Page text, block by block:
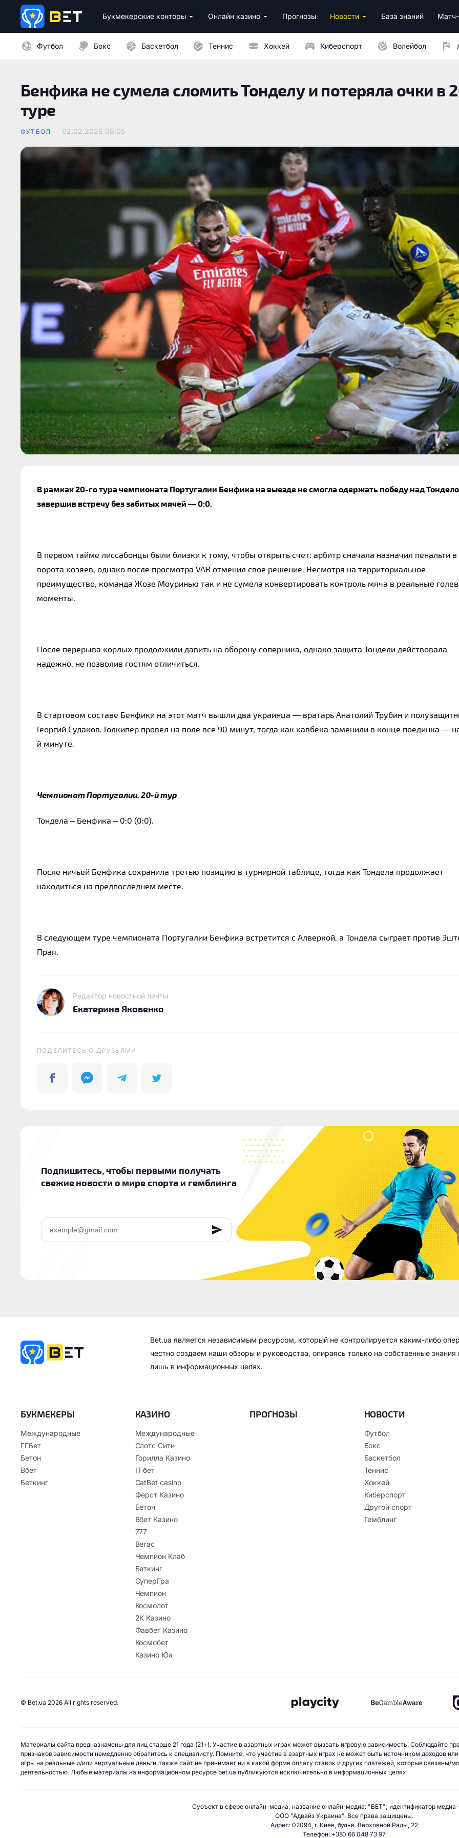
Букмекерские конторы Онлайн казино Прогнозы Новости База знаний
Футбол Бокс Баскетбол Теннис Хоккей Киберспорт Волейбол
Бенфика не сумела сломить Тонделу и потеряла очки в
туре
ФУТБОЛ 02.02.2026 08:05
В рамках 20-го тура чемпионата Португалии Бенфика на выезде не смогла одержать победу над
завершив встречу без забитых мячей — 0:0.
В первом тайме лиссабонцы были близки к тому, чтобы открыть счет: арбитр сначала назначил пенальти в
ворота хозяев, однако после просмотра VAR отменил свое решение. Несмотря на территориальное
преимущество, команда Жозе Моуринью так и не сумела конвертировать контроль мяча в реальные
моменты.
После перерыва «орлы» продолжили давить на оборону соперника, однако защита Тондели действовала
надежно, не позволив гостям отличиться.
В стартовом составе Бенфики на этот матч вышли два украинца — вратарь Анатолий Трубин и
Георгий Судаков. Голкипер провел на поле все 90 минут, тогда как хавбека заменили в конце поединка —
й минуте.
Чемпионат Португалии. 20-й тур
Тондела – Бенфика – 0:0 (0:0).
После ничьей Бенфика сохранила третью позицию в турнирной таблице, тогда как Тондела продолжает
находиться на предпоследнем месте.
В следующем туре чемпионата Португалии Бенфика встретится с Алверкой, а Тондела сыграет против
Прая.
Редактор новостной ленты
Екатерина Яковенко
ПОДЕЛИТЕСЬ C ДРУЗЬЯМИ
Подпишитесь, чтобы первыми получать
свежие новости о мире спорта и гемблинга
Bet.ua является независимым ресурсом, который не контролируется каким-либо
честно создаем наши обзоры и руководства, опираясь только на собственные
лишь в информационных целях.
БУКМЕКЕРЫ
Международные
ГГБет
Бетон
Вбет
Беткинг
КАЗИНО
Международные
Слотс Сити
Горилла Казино
ГГбет
CatBet casino
Ферст Казино
Бетон
Вбет Казино
777
Вегас
Чемпион Клаб
Беткинг
СуперГра
Чемпион
Космолот
2К Казино
Фавбет Казино
Космобет
Казино Юа
ПРОГНОЗЫ НОВОСТИ
Футбол
Бокс
Баскетбол
Теннис
Хоккей
Киберспорт
Другой спорт
Гемблинг
© Bet.ua 2026 All rights reserved.
Материалы сайта предназначены для лиц старше 21 года (21+). Участие в азартных играх может вызвать игровую зависимость. Соблюдайте
признаков зависимости немедленно обратитесь к специалисту. Помните, что участие в азартных играх не может быть источником доходов
игры на реальные и/или виртуальные деньги, также сайт не принимает ни в какой форме оплату ставок и других платежей, которые связаны/
деятельностью. Любые материалы на информационном ресурсе bet.ua публикуются исключительно в информационных целях.
Субъект в сфере онлайн-медиа; название онлайн-медиа: "BET"; идентификатор медиа
ООО "Адвайз Украина". Все права защищены.
Адрес: 02094, г. Киев, бульв. Верховной Рады, 22
Телефон: +380 66 048 73 97